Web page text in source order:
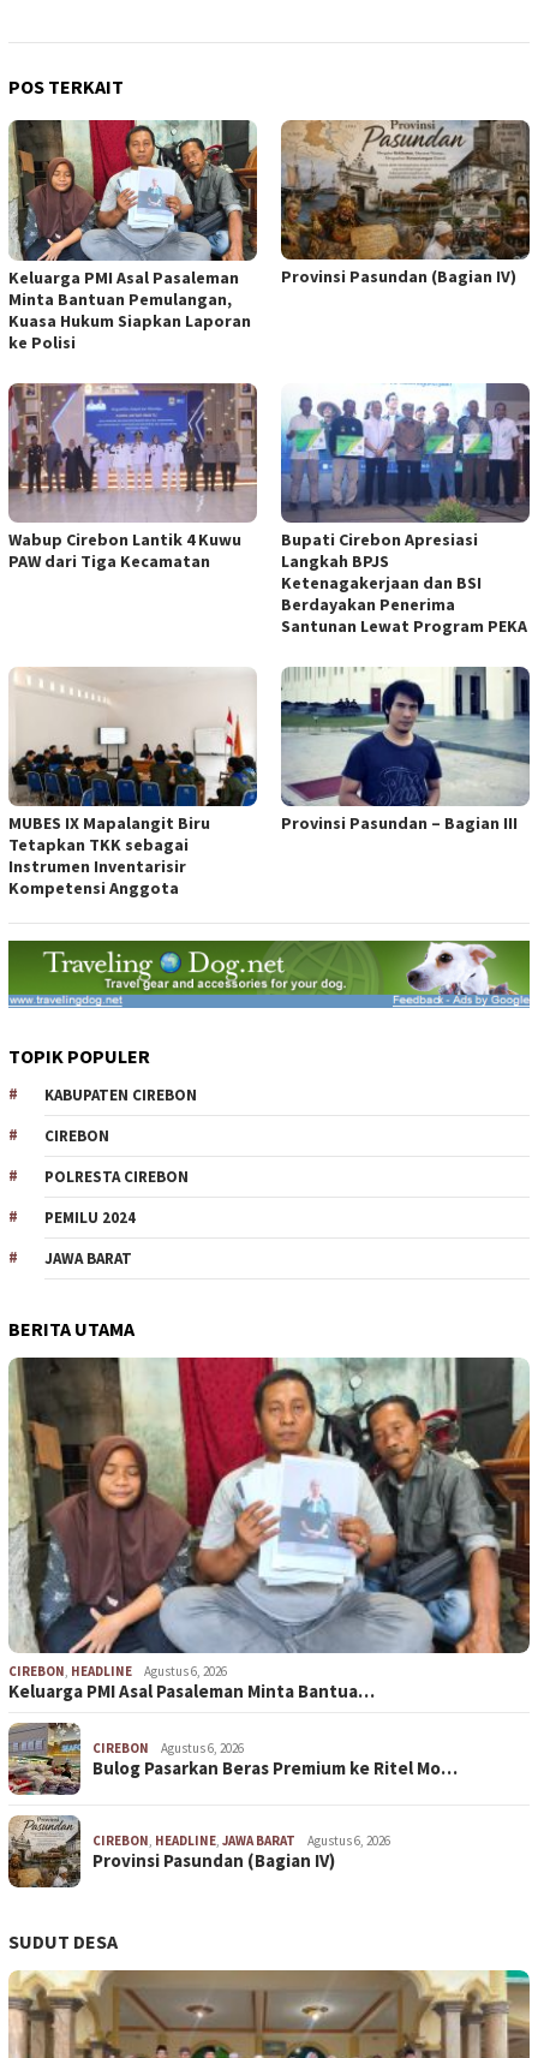
POS TERKAIT
Keluarga PMI Asal Pasaleman
Minta Bantuan Pemulangan,
Kuasa Hukum Siapkan Laporan
ke Polisi
Provinsi Pasundan (Bagian IV)
Wabup Cirebon Lantik 4 Kuwu
PAW dari Tiga Kecamatan
Bupati Cirebon Apresiasi
Langkah BPJS
Ketenagakerjaan dan BSI
Berdayakan Penerima
Santunan Lewat Program PEKA
MUBES IX Mapalangit Biru
Tetapkan TKK sebagai
Instrumen Inventarisir
Kompetensi Anggota
Provinsi Pasundan – Bagian III
TOPIK POPULER
KABUPATEN CIREBON
CIREBON
POLRESTA CIREBON
PEMILU 2024
JAWA BARAT
BERITA UTAMA
CIREBON HEADLINE Agustus 6, 2026
Keluarga PMI Asal Pasaleman Minta Bantua…
CIREBON Agustus 6, 2026
Bulog Pasarkan Beras Premium ke Ritel Mo…
CIREBON HEADLINE JAWA BARAT Agustus 6, 2026
Provinsi Pasundan (Bagian IV)
SUDUT DESA